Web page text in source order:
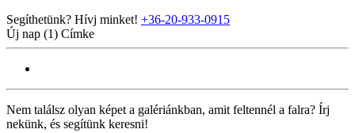
Segíthetünk? Hívj minket! +36-20-933-0915
Új nap (1) Címke
Nem találsz olyan képet a galériánkban, amit feltennél a falra? Írj
nekünk, és segítünk keresni!